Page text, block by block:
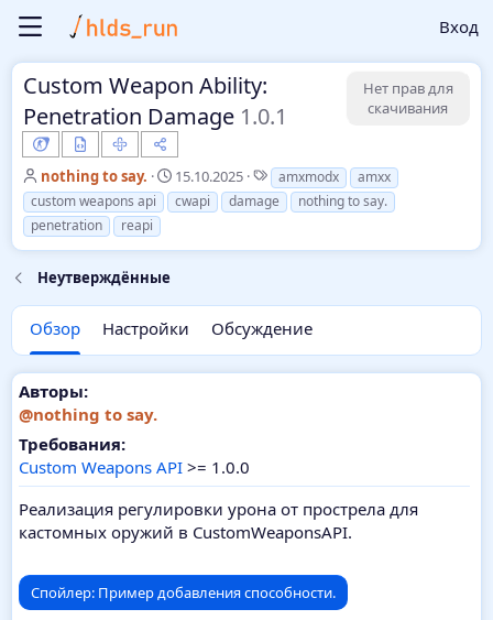
Вход
Custom Weapon Ability:
Penetration Damage 1.0.1
Нет прав для
скачивания
А
в
т
о
р
nothing to say.
Д
а
т
с
а
н
и
15.10.2025
Т
е
г
amxmodx
amxx
custom weapons api
cwapi damage
nothing to say.
penetration
reapi
Неутверждённые
Обзор Настройки Обсуждение
Авторы:
@nothing to say.
Требования:
Custom Weapons API >= 1.0.0
Реализация регулировки урона от прострела для
кастомных оружий в CustomWeaponsAPI.
Спойлер: Пример добавления способности.